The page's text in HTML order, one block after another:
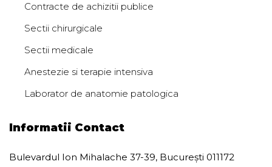
Contracte de achizitii publice
Sectii chirurgicale
Sectii medicale
Anestezie si terapie intensiva
Laborator de anatomie patologica
Informatii Contact
Bulevardul Ion Mihalache 37-39, București 011172